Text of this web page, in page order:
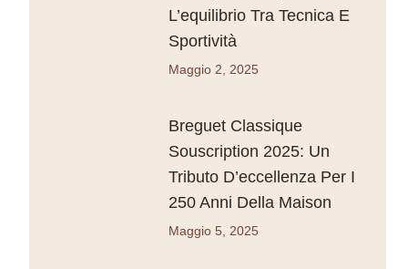
L’equilibrio Tra Tecnica E
Sportività
Maggio 2, 2025
Breguet Classique
Souscription 2025: Un
Tributo D’eccellenza Per I
250 Anni Della Maison
Maggio 5, 2025